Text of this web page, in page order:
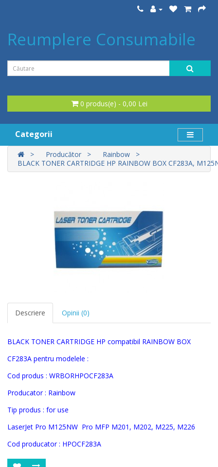
Reumplere Consumabile
0 produs(e) - 0,00 Lei
Categorii
Producător
Rainbow
BLACK TONER CARTRIDGE HP RAINBOW BOX CF283A,
Descriere Opinii (0)
BLACK TONER CARTRIDGE HP compatibil RAINBOW BOX
CF283A pentru modelele :
Cod produs : WRBORHPOCF283A
Producator : Rainbow
Tip produs : for use
LaserJet Pro M125NW Pro MFP M201, M202, M225, M226
Cod producator : HPOCF283A